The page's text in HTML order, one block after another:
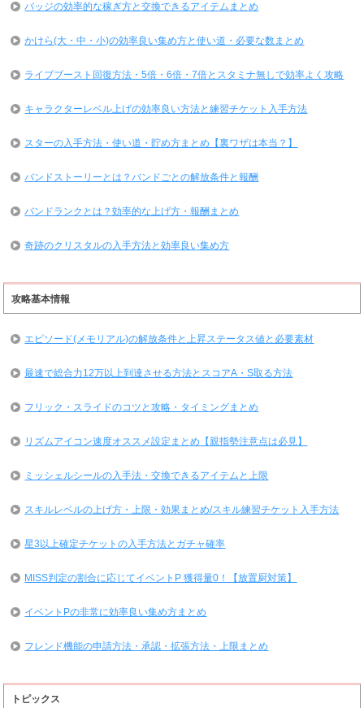
バッジの効率的な稼ぎ方と交換できるアイテムまとめ
かけら(大・中・小)の効率良い集め方と使い道・必要な数まとめ
ライブブースト回復方法・5倍・6倍・7倍とスタミナ無しで効率よく攻略
キャラクターレベル上げの効率良い方法と練習チケット入手方法
スターの入手方法・使い道・貯め方まとめ【裏ワザは本当？】
バンドストーリーとは？バンドごとの解放条件と報酬
バンドランクとは？効率的な上げ方・報酬まとめ
奇跡のクリスタルの入手方法と効率良い集め方
攻略基本情報
エピソード(メモリアル)の解放条件と上昇ステータス値と必要素材
最速で総合力12万以上到達させる方法とスコアA・S取る方法
フリック・スライドのコツと攻略・タイミングまとめ
リズムアイコン速度オススメ設定まとめ【親指勢注意点は必見】
ミッシェルシールの入手法・交換できるアイテムと上限
スキルレベルの上げ方・上限・効果まとめ/スキル練習チケット入手方法
星3以上確定チケットの入手方法とガチャ確率
MISS判定の割合に応じてイベントP 獲得量0！【放置厨対策】
イベントPの非常に効率良い集め方まとめ
フレンド機能の申請方法・承認・拡張方法・上限まとめ
トピックス